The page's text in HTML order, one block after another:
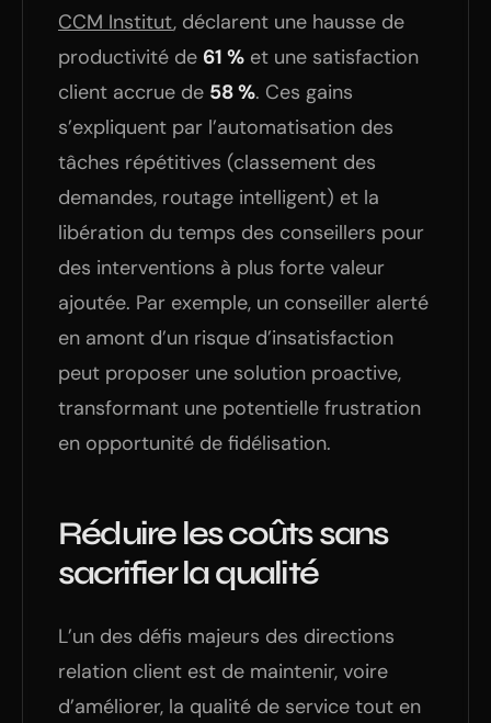
CCM Institut, déclarent une hausse de
productivité de 61 % et une satisfaction
client accrue de 58 %. Ces gains
s’expliquent par l’automatisation des
tâches répétitives (classement des
demandes, routage intelligent) et la
libération du temps des conseillers pour
des interventions à plus forte valeur
ajoutée. Par exemple, un conseiller alerté
en amont d’un risque d’insatisfaction
peut proposer une solution proactive,
transformant une potentielle frustration
en opportunité de fidélisation.
Réduire les coûts sans
sacrifier la qualité
L’un des défis majeurs des directions
relation client est de maintenir, voire
d’améliorer, la qualité de service tout en